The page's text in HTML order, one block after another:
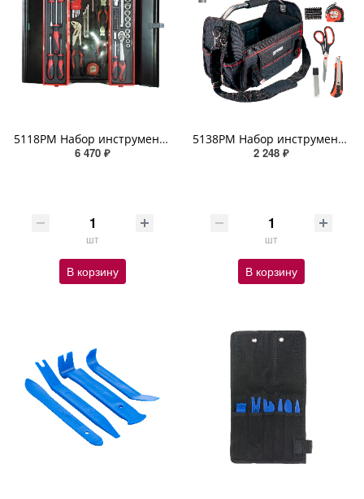
5118PM Набор инструмента, 70 предметов, Cr-V сталь ZIPOWER
6 470 ₽
шт
В корзину
5138PM Набор инструмента бытовой, 47 предметов (в сумке), Cr-V сталь ZIPOWER
2 248 ₽
шт
В корзину